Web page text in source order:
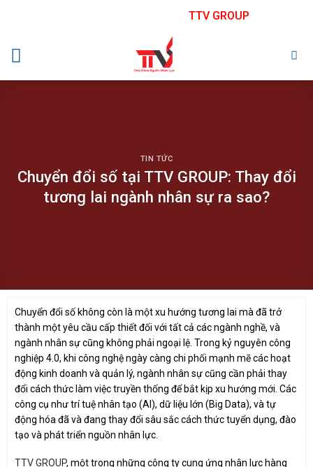
TTV GROUP
TIN TỨC
Chuyển đổi số tại TTV GROUP: Thay đổi
tương lai ngành nhân sự ra sao?
Chuyển đổi số không còn là một xu hướng tương lai mà đã trở
thành một yêu cầu cấp thiết đối với tất cả các ngành nghề, và
ngành nhân sự cũng không phải ngoại lệ. Trong kỷ nguyên công
nghiệp 4.0, khi công nghệ ngày càng chi phối mạnh mẽ các hoạt
động kinh doanh và quản lý, ngành nhân sự cũng cần phải thay
đổi cách thức làm việc truyền thống để bắt kịp xu hướng mới. Các
công cụ như trí tuệ nhân tạo (AI), dữ liệu lớn (Big Data), và tự
động hóa đã và đang thay đổi sâu sắc cách thức tuyển dụng, đào
tạo và phát triển nguồn nhân lực.
TTV GROUP, một trong những công ty cung ứng nhân lực hàng